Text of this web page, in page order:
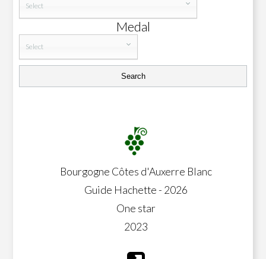
Select
Medal
Select
Bourgogne Côtes d'Auxerre Blanc
Guide Hachette - 2026
One star
2023